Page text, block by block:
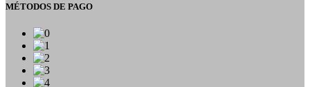
MÉTODOS DE PAGO